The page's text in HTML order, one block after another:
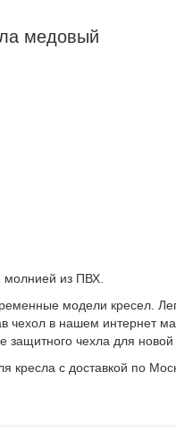
медовый
молнией из ПВХ.
модели кресел.
чехол в нашем интернет
защитного чехла для новой
кресла с доставкой по